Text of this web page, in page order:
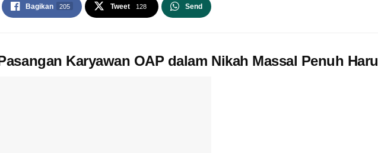
Bagikan 205 Tweet 128 Send
Karyawan OAP dalam Nikah Massal Penuh Haru